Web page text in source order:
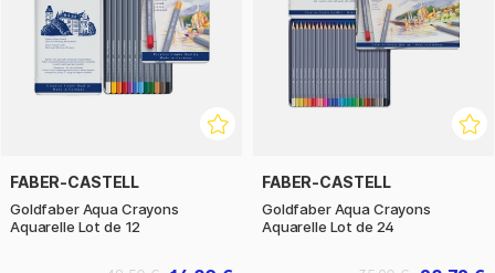
FABER-CASTELL
Goldfaber Aqua Crayons
Aquarelle Lot de 12
FABER-CASTELL
Goldfaber Aqua Crayons
Aquarelle Lot de 24